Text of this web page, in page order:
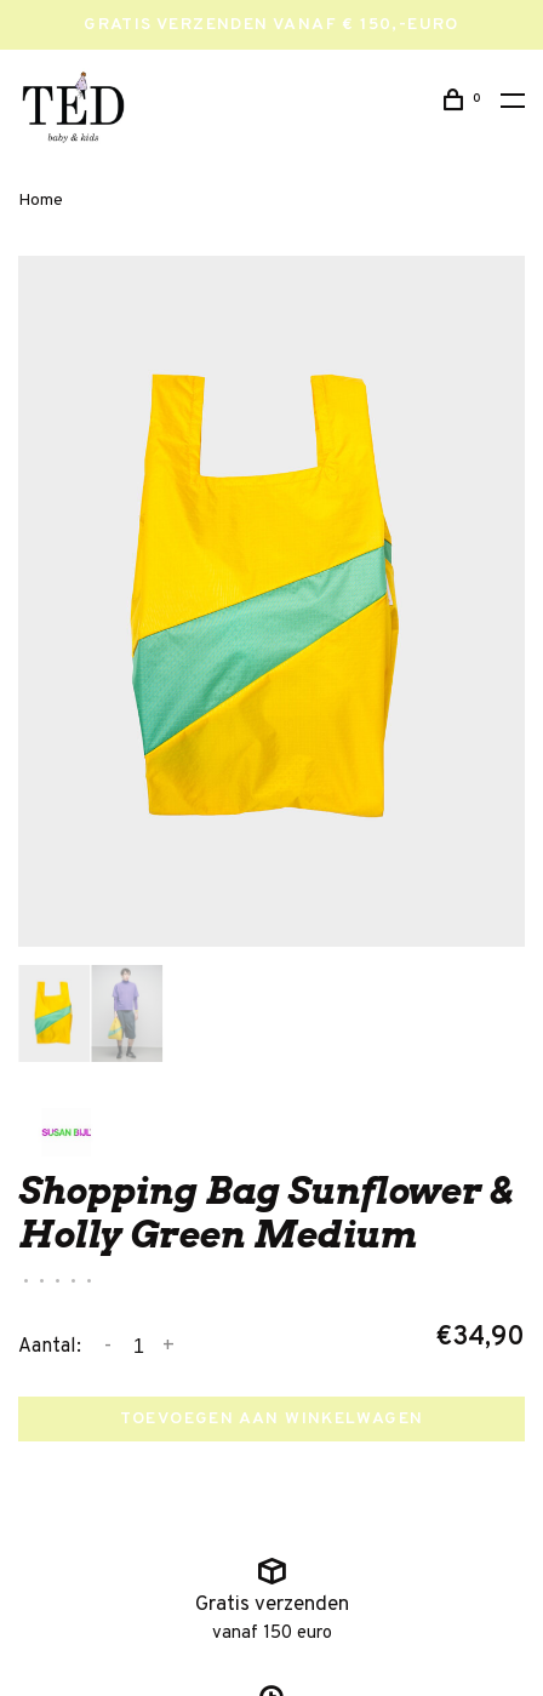
GRATIS VERZENDEN VANAF € 150,-EURO
0
Home
Shopping Bag Sunflower &
Holly Green Medium
• • • • •
Aantal: +
- €34,90
TOEVOEGEN AAN WINKELWAGEN
Gratis verzenden
vanaf 150 euro